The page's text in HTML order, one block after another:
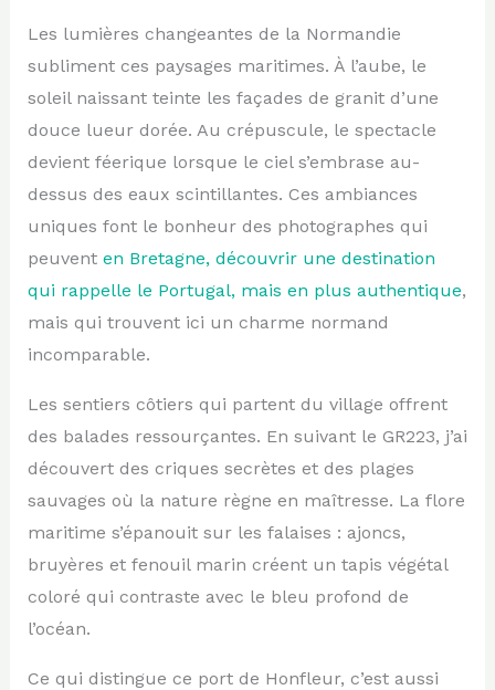
Les lumières changeantes de la Normandie
subliment ces paysages maritimes. À l’aube, le
soleil naissant teinte les façades de granit d’une
douce lueur dorée. Au crépuscule, le spectacle
devient féerique lorsque le ciel s’embrase au-
dessus des eaux scintillantes. Ces ambiances
uniques font le bonheur des photographes qui
peuvent en Bretagne, découvrir une destination
qui rappelle le Portugal, mais en plus authentique,
mais qui trouvent ici un charme normand
incomparable.
Les sentiers côtiers qui partent du village offrent
des balades ressourçantes. En suivant le GR223, j’ai
découvert des criques secrètes et des plages
sauvages où la nature règne en maîtresse. La flore
maritime s’épanouit sur les falaises : ajoncs,
bruyères et fenouil marin créent un tapis végétal
coloré qui contraste avec le bleu profond de
l’océan.
Ce qui distingue ce port de Honfleur, c’est aussi